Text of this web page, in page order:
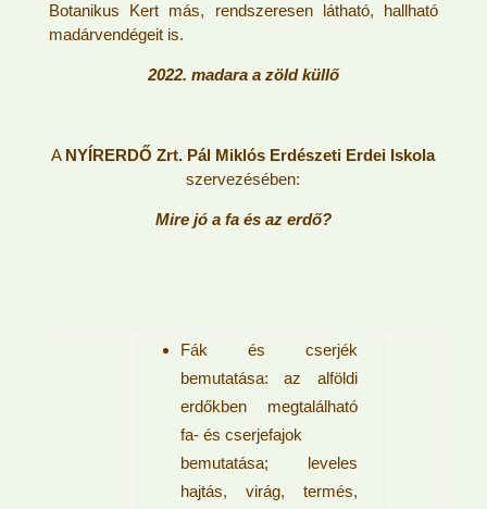
Botanikus Kert más, rendszeresen látható, hallható
madárvendégeit is.
2022. madara a zöld küllő
A NYÍRERDŐ Zrt. Pál Miklós Erdészeti Erdei Iskola
szervezésében:
Mire jó a fa és az erdő?
Fák és cserjék
bemutatása: az alföldi
erdőkben megtalálható
fa- és cserjefajok
bemutatása; leveles
hajtás, virág, termés,